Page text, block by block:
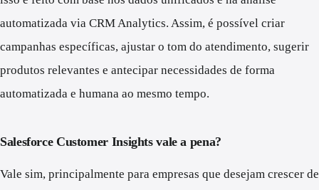
automatizada via CRM Analytics. Assim, é possível criar
campanhas específicas, ajustar o tom do atendimento, sugerir
produtos relevantes e antecipar necessidades de forma
automatizada e humana ao mesmo tempo.
Salesforce Customer Insights vale a pena?
Vale sim, principalmente para empresas que desejam crescer de